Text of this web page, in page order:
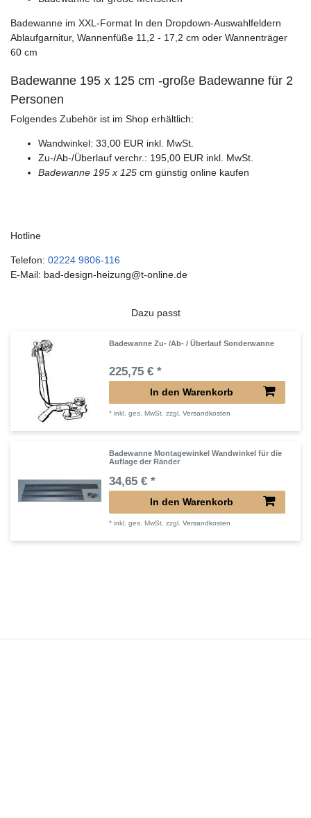
Badewanne im XXL-Format In den Dropdown-Auswahlfeldern
Ablaufgarnitur, Wannenfüße 11,2 - 17,2 cm oder Wannenträger
60 cm
Badewanne 195 x 125 cm -große Badewanne für 2
Personen
Folgendes Zubehör ist im Shop erhältlich:
Wandwinkel: 33,00 EUR inkl. MwSt.
Zu-/Ab-/Überlauf verchr.: 195,00 EUR inkl. MwSt.
Badewanne 195 x 125 cm günstig online kaufen
Hotline
Telefon: 02224 9806-116
E-Mail: bad-design-heizung@t-online.de
Dazu passt
Badewanne Zu- /Ab- / Überlauf Sonderwanne
225,75 € *
In den Warenkorb
*inkl. ges. MwSt. zzgl.Versandkosten
Badewanne Montagewinkel Wandwinkel für die
Auflage der Ränder
34,65 € *
In den Warenkorb
*inkl. ges. MwSt. zzgl.Versandkosten